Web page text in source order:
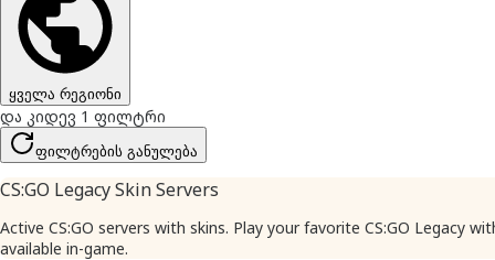
ყველა რეგიონი
და კიდევ 1 ფილტრი
ფილტრების განულება
CS:GO Legacy Skin Servers
Active CS:GO servers with skins. Play your favorite CS:GO Legacy
available in-game.